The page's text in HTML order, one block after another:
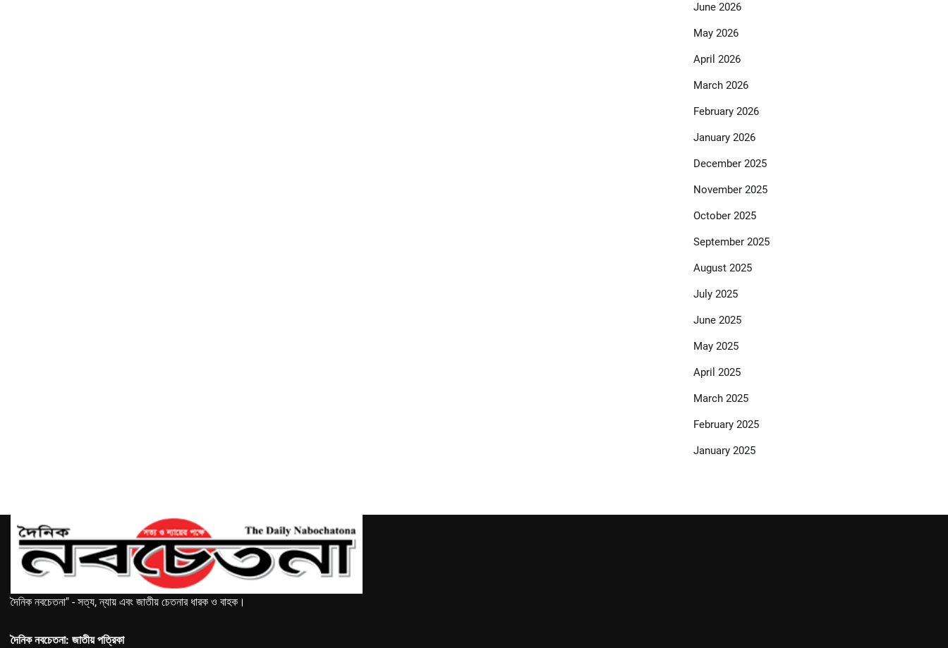
June 2026
May 2026
April 2026
March 2026
February 2026
January 2026
December 2025
November 2025
October 2025
September 2025
August 2025
July 2025
June 2025
May 2025
April 2025
March 2025
February 2025
January 2025
দৈনিক নবচেতনা" - সত্য, ন্যায় এবং জাতীয় চেতনার ধারক ও বাহক।
দৈনিক নবচেতনা: জাতীয় পত্রিকা